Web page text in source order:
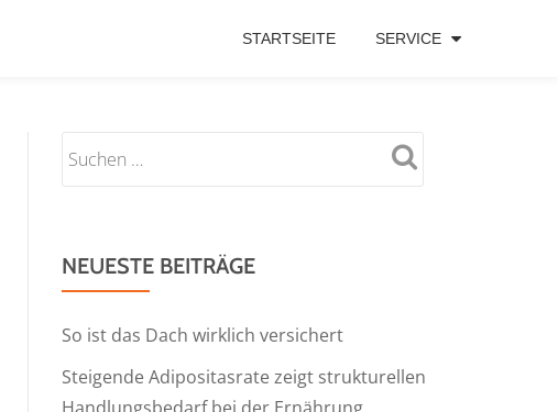
STARTSEITE SERVICE
NEUESTE BEITRÄGE
So ist das Dach wirklich versichert
Steigende Adipositasrate zeigt strukturellen